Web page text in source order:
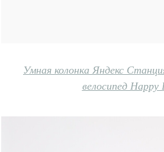
Умная колонка Яндекс
велосипед Happy